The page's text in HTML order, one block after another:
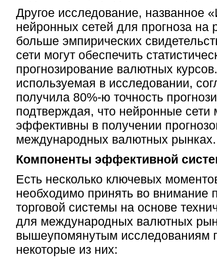
Другое исследование, названное
нейронных сетей для прогноза на
больше эмпирических
сети могут обеспечить
прогнозирование валютных
используемая в исследовании,
получила 80%-ю точность
подтверждая, что нейронные сети
эффективны в получении
международных валютных рынках.
Компоненты эффективной
Есть несколько ключевых
необходимо принять во внимание
торговой системы на основе
для международных валютных
вышеупомянутым исследованиям
некоторые из них: